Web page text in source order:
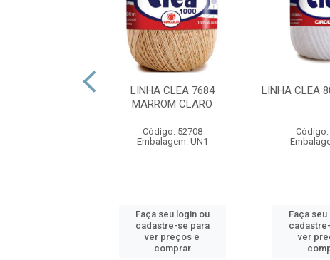
LINHA CLEA 7684
MARROM CLARO
Código: 52708
Embalagem: UN1
Faça seu login ou
cadastre-se para
ver preços e
comprar
LINHA CLEA
Código:
Faça seu
ver